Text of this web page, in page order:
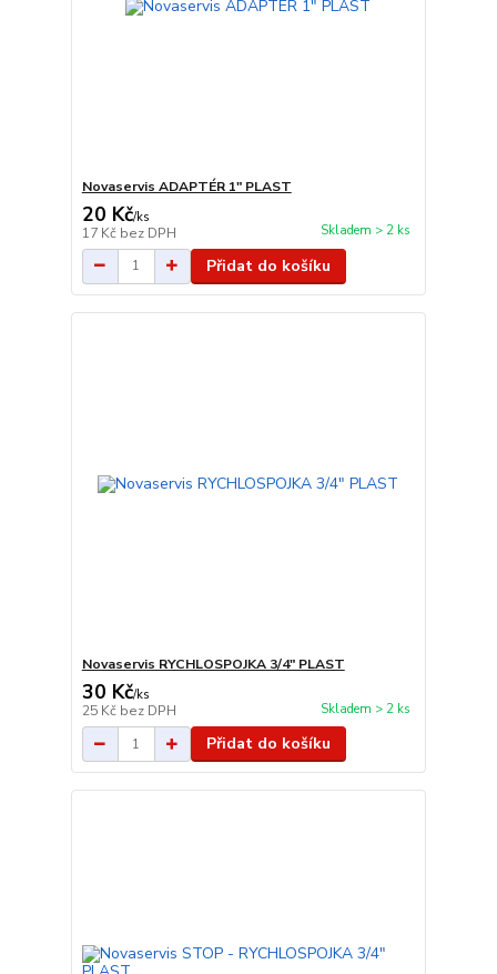
Novaservis ADAPTÉR 1" PLAST
20 Kč/ks
17 Kč bez DPH Skladem > 2 ks
Přidat do košíku
Novaservis RYCHLOSPOJKA 3/4" PLAST
30 Kč/ks
25 Kč bez DPH Skladem > 2 ks
Přidat do košíku